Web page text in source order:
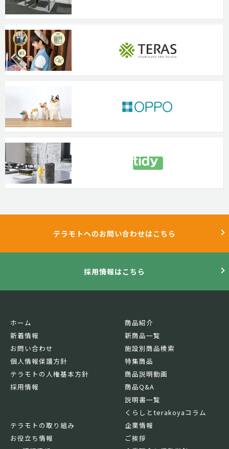
テラモトへのお問い合わせはこちら
採用情報はこちら
ホーム
新着情報
お問い合わせ
個人情報保護方針
テラモトの人権基本方針
採用情報
商品紹介
新商品一覧
施設別商品検索
特集商品
商品説明動画
商品Q&A
説明書一覧
くらしとterakoyaコラム
テラモトの取り組み
お役立ち情報
企業情報
ご挨拶